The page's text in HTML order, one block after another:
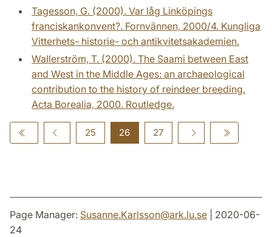
Tagesson, G. (2000). Var låg Linköpings
franciskankonvent?. Fornvännen, 2000/4. Kungliga
Vitterhets- historie- och antikvitetsakademien.
Wallerström, T. (2000). The Saami between East
and West in the Middle Ages: an archaeological
contribution to the history of reindeer breeding.
Acta Borealia, 2000. Routledge.
25 26 27
Page Manager: Susanne.Karlsson@ark.lu.se | 2020-06-
24